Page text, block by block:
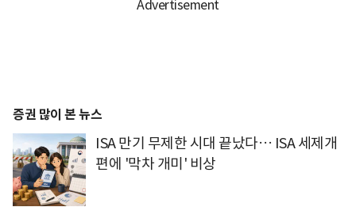
증권 많이 본 뉴스
ISA 만기 무제한 시대 끝났다… ISA 세제개
편에 '막차 개미' 비상